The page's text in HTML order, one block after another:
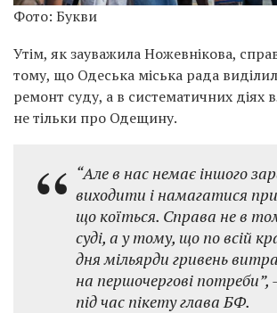
Фото: Букви
Утім, як зауважила Ножевнікова,
тому, що Одеська міська рада
ремонт суду, а в систематичних діях
не тільки про Одещину.
“Але в нас немає іншого
виходити і намагатися
що коїться. Справа не в
суді, а у тому, що по всій
дня мільярди гривень
на першочергові потреби”,
під час пікету глава БФ.